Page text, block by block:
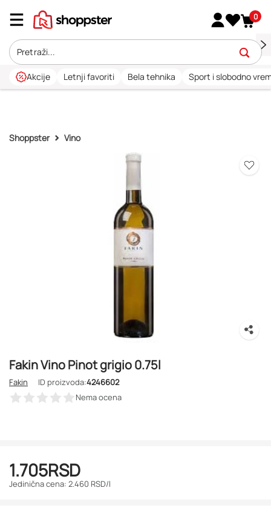
0
Akcije Letnji favoriti Bela tehnika Sport i slobodno
Shoppster Vino
Fakin Vino Pinot grigio 0.75l
Fakin ID proizvoda:4246602
Nema ocena
1.705RSD
Jedinična cena: 2.460 RSD/l